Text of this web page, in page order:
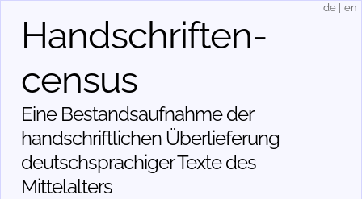
Handschriften­
census
Eine Bestandsaufnahme der
handschriftlichen Über­lieferung
deutschsprachiger Texte des
Mittelalters
de en